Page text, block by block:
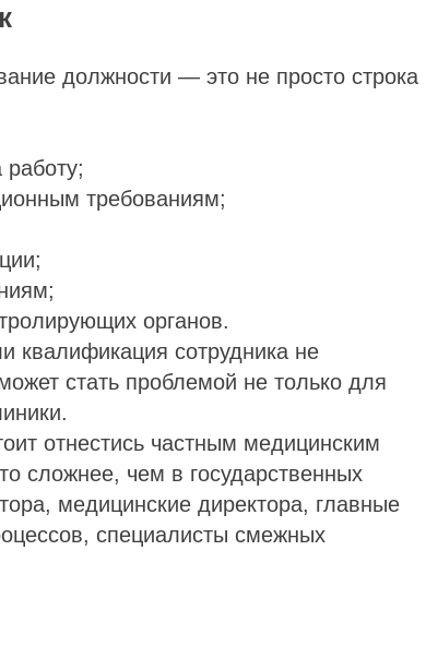
должности — это не просто строка
требованиям;
органов.
квалификация сотрудника не
стать проблемой не только для
отнестись частным медицинским
сложнее, чем в государственных
медицинские директора, главные
специалисты смежных